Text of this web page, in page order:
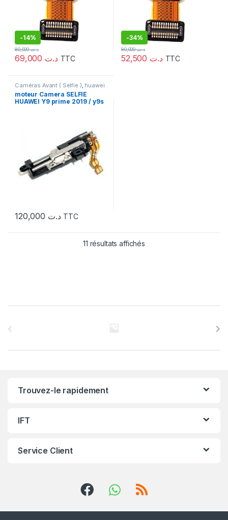
-14%
د.ت
د.ت80,000
TTC
-34%
د.ت
د.ت80,000
TTC
Caméras Avant ( Selfie ) huawei
moteur Camera SELFIE
HUAWEI Y9 prime 2019 / y9s
د.ت TTC
11 résultats affichés
Trouvez-le rapidement
IFT
Service Client